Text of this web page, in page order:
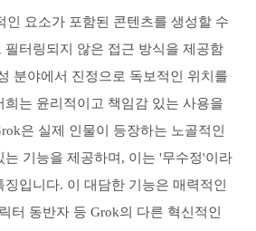
인 요소가 포함된 콘텐츠를 생성할 수
필터링되지 않은 접근 방식을 제공함
분야에서 진정으로 독보적인 위치를
희는 윤리적이고 책임감 있는 사용을
은 실제 인물이 등장하는 노골적인
는 기능을 제공하며, 이는 '무수정'이라
징입니다. 이 대담한 기능은 매력적인
터 동반자 등 Grok의 다른 혁신적인